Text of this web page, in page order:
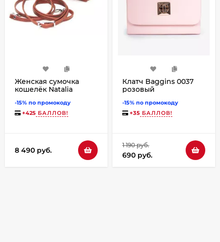
Женская сумочка
кошелёк Natalia
«Лисиа»
-15% по промокоду
+425 БАЛЛОВ!
8 490 руб.
Клатч Baggins 0037
розовый
-15% по промокоду
+35 БАЛЛОВ!
1 190 руб.
690 руб.